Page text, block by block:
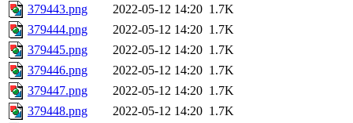
379443.png
2022-05-12 14:20 1.7K
379444.png
2022-05-12 14:20 1.7K
379445.png
2022-05-12 14:20 1.7K
379446.png
2022-05-12 14:20 1.7K
379447.png
2022-05-12 14:20 1.7K
379448.png
2022-05-12 14:20 1.7K